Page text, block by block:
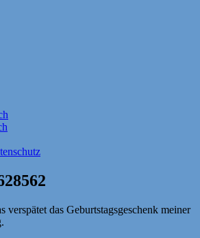
verspätet das Geburtstagsgeschenk meiner